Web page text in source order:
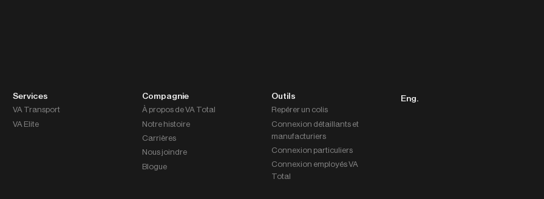
Services
VA Transport
VA Elite
Compagnie
À propos de VA Total
Notre histoire
Carrières
Nous joindre
Blogue
Outils
Repérer un colis
Connexion détaillants et
manufacturiers
Connexion particuliers
Connexion employés VA
Total
Eng.